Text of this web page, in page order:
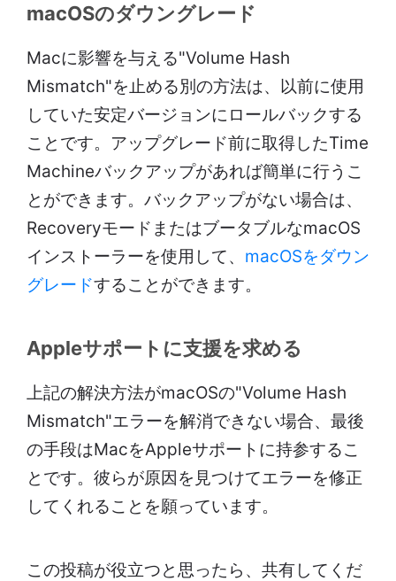
macOSのダウングレード
Macに影響を与える"Volume Hash
Mismatch"を止める別の方法は、以前に使用
していた安定バージョンにロールバックする
ことです。アップグレード前に取得したTime
Machineバックアップがあれば簡単に行うこ
とができます。バックアップがない場合は、
RecoveryモードまたはブータブルなmacOS
インストーラーを使用して、 macOSをダウン
グレードすることができます。
Appleサポートに支援を求める
上記の解決方法がmacOSの"Volume Hash
Mismatch"エラーを解消できない場合、最後
の手段はMacをAppleサポートに持参するこ
とです。彼らが原因を見つけてエラーを修正
してくれることを願っています。
この投稿が役立つと思ったら、共有してくだ